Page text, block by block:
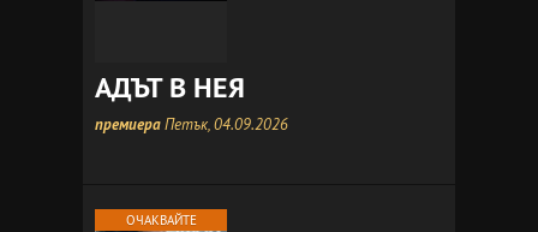
АДЪТ В НЕЯ
премиераПетък, 04.09.2026
ОЧАКВАЙТЕ